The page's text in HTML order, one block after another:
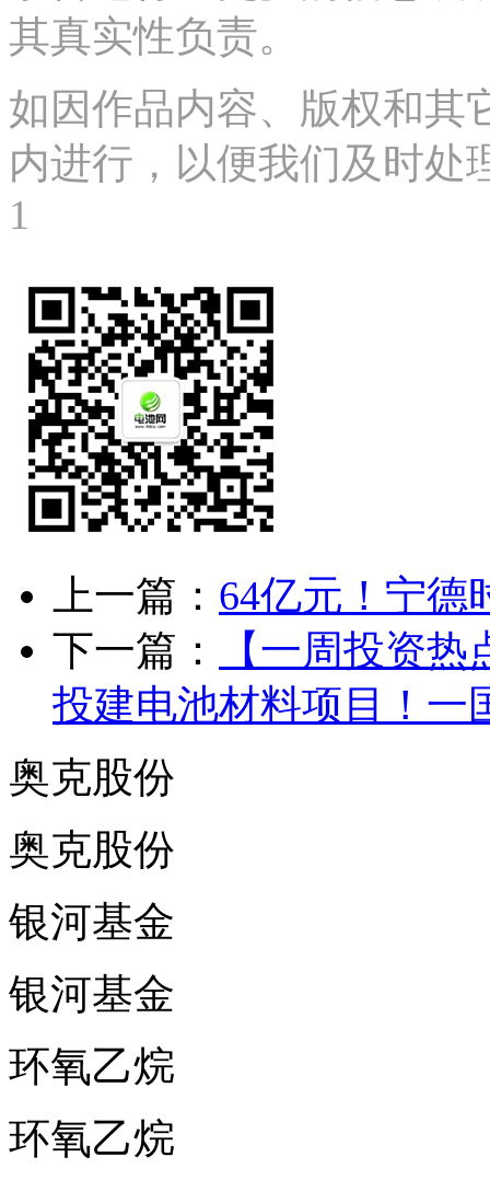
其真实性负责。
如因作品内容、版权和其
内进行，以便我们及时处
1
上一篇： 64亿元！宁德
下一篇：
【一周投资
投建电池材料项目！一
奥克股份
奥克股份
银河基金
银河基金
环氧乙烷
环氧乙烷